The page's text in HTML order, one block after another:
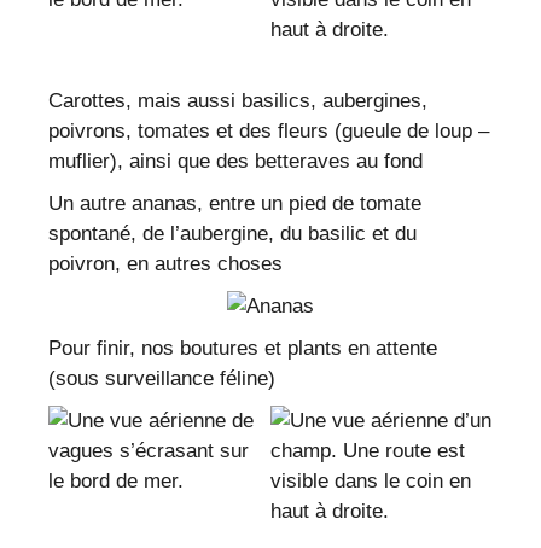
Carottes, mais aussi basilics, aubergines,
poivrons, tomates et des fleurs (gueule de loup –
muflier), ainsi que des betteraves au fond
Un autre ananas, entre un pied de tomate
spontané, de l’aubergine, du basilic et du
poivron, en autres choses
Pour finir, nos boutures et plants en attente
(sous surveillance féline)